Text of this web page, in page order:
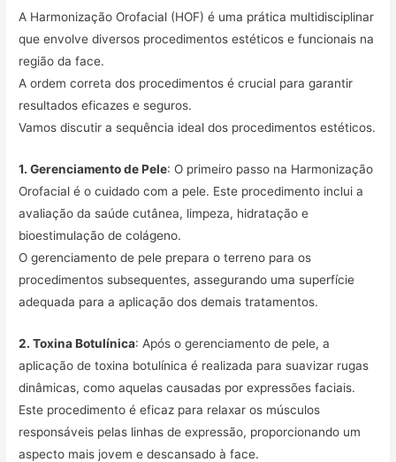
A Harmonização Orofacial (HOF) é uma prática multidisciplinar
que envolve diversos procedimentos estéticos e funcionais na
região da face.
A ordem correta dos procedimentos é crucial para garantir
resultados eficazes e seguros.
Vamos discutir a sequência ideal dos procedimentos estéticos.
1. Gerenciamento de Pele: O primeiro passo na Harmonização
Orofacial é o cuidado com a pele. Este procedimento inclui a
avaliação da saúde cutânea, limpeza, hidratação e
bioestimulação de colágeno.
O gerenciamento de pele prepara o terreno para os
procedimentos subsequentes, assegurando uma superfície
adequada para a aplicação dos demais tratamentos.
2. Toxina Botulínica: Após o gerenciamento de pele, a
aplicação de toxina botulínica é realizada para suavizar rugas
dinâmicas, como aquelas causadas por expressões faciais.
Este procedimento é eficaz para relaxar os músculos
responsáveis pelas linhas de expressão, proporcionando um
aspecto mais jovem e descansado à face.